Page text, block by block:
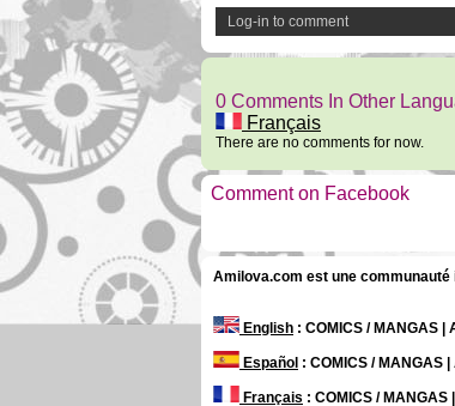
Log-in to comment
0 Comments In Other
Français
There are no comments for now.
Comment on Facebook
Amilova.com est une
English : COMICS / MANGAS |
Español : COMICS / MANGAS
Français : COMICS / MANGAS